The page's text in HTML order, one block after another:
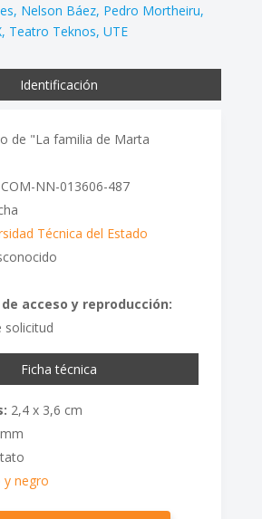
Nelson Báez Pedro Mortheiru
Teatro Teknos UTE
Identificación
de "La familia de Marta
NN-013606-487
Técnica del Estado
acceso y reproducción:
solicitud
Ficha técnica
2,4 x 3,6 cm
y negro